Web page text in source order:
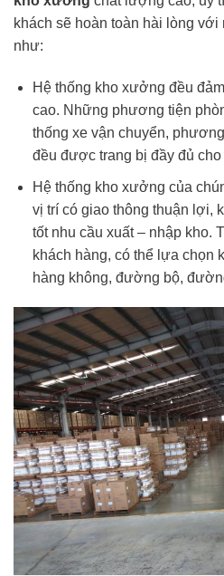
khách sẽ hoàn toàn hài lòng
như:
Hệ thống kho xưởng đều
cao. Những phương tiện
thống xe vận chuyển,
đều được trang bị đầy đủ
Hệ thống kho xưởng của
vị trí có giao thông thuận lợi,
tốt nhu cầu xuất – nhập kho.
khách hàng, có thể lựa
hàng không, đường bộ,